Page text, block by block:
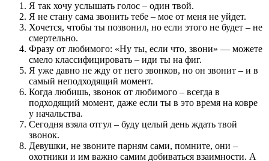
Я так хочу услышать голос – один твой.
Я не стану сама звонить тебе – мое от меня не уйдет.
Хочется, чтобы ты позвонил, но если этого не будет – не
смертельно.
Фразу от любимого: «Ну ты, если что, звони» — можете
смело классифицировать – иди ты на фиг.
Я уже давно не жду от него звонков, но он звонит – и в
самый неподходящий момент.
Когда любишь, звонок от любимого – всегда в
подходящий момент, даже если ты в это время на ковре
у начальства.
Сегодня взяла отгул – буду целый день ждать твой
звонок.
Девушки, не звоните парням сами, помните, они –
охотники и им важно самим добиваться взаимности. А